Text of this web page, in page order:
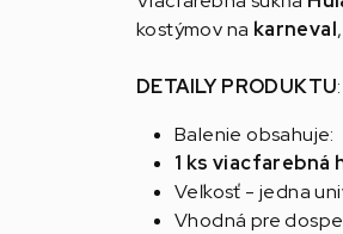
kostýmov na karneval,
DETAILY PRODUKTU:
Balenie obsahuje:
1 ks viacfarebná
Veľkosť - jedna
Vhodná pre